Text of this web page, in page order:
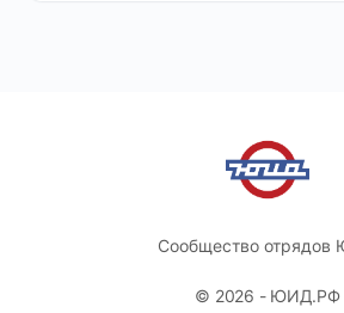
Сообщество отрядов
© 2026 - ЮИД.РФ